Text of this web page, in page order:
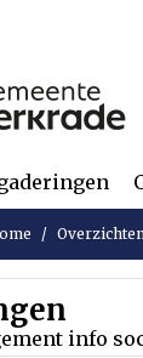
info